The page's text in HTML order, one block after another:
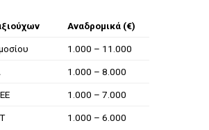
Αναδρομικά (€)
1.000 – 11.000
1.000 – 8.000
1.000 – 7.000
1.000 – 6.000